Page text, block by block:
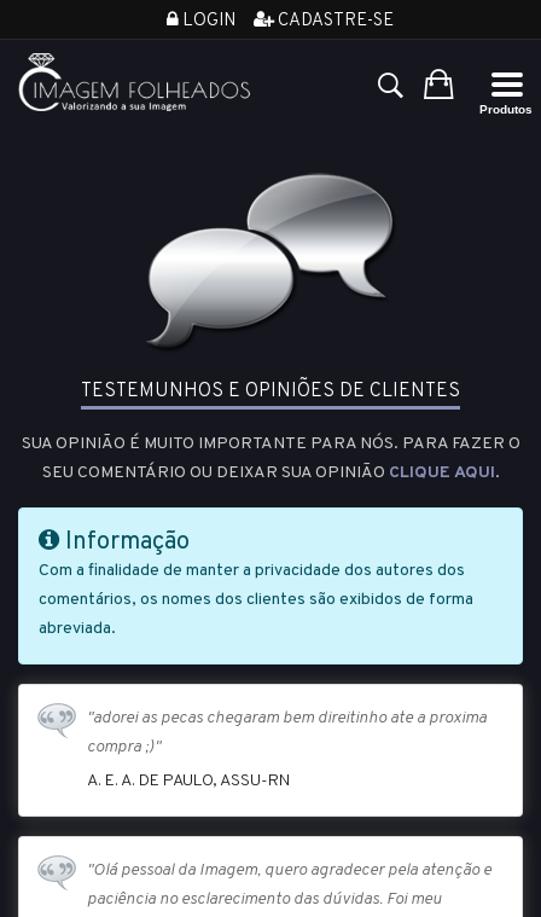
LOGIN CADASTRE-SE
TESTEMUNHOS E OPINIÕES DE CLIENTES
SUA OPINIÃO É MUITO IMPORTANTE PARA NÓS. PARA FAZER O
SEU COMENTÁRIO OU DEIXAR SUA OPINIÃO CLIQUE AQUI.
Informação
Com a finalidade de manter a privacidade dos autores dos
comentários, os nomes dos clientes são exibidos de forma
abreviada.
"adorei as pecas chegaram bem direitinho ate a proxima
compra ;)"
A. E. A. DE PAULO, ASSU-RN
"Olá pessoal da Imagem, quero agradecer pela atenção e
paciência no esclarecimento das dúvidas. Foi meu